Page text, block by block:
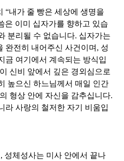
“내가 줄 빵은 세상에 생명을
은 이미 십자가를 향하고 있습
분리될 수 없습니다. 십자가는
완전히 내어주신 사건이며 , 성
금 여기에서 계속되는 방식입
신비 앞에서 깊은 경외심으로
높으신 하느님께서 매일 인간
형상 안에 자신을 감추십니다.
라 사랑의 철저한 자기 비움입
성체성사는 미사 안에서 끝나